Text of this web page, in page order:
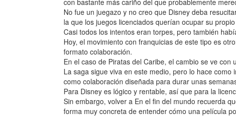
con bastante más cariño del que probablemente
No fue un juegazo y no creo que Disney deba
la que los juegos licenciados querían ocupar su
Casi todos los intentos eran torpes, pero también
Hoy, el movimiento con franquicias de este tipo es
formato colaboración.
En el caso de Piratas del Caribe, el cambio se ve con
La saga sigue viva en este medio, pero lo hace
como colaboración diseñada para durar unas
Para Disney es lógico y rentable, así que para la
Sin embargo, volver a En el fin del mundo recuerda
forma muy concreta de entender cómo una película